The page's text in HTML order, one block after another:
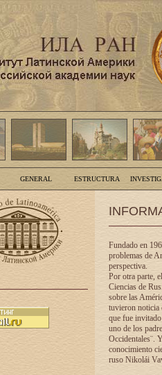
GENERAL ESTRUCTURA
Fundado en
problemas de
perspectiva.
Por otra parte,
Ciencias de
sobre las
tuvieron noticia
que fue
uno de los
Occidentales¨.
conocimiento
ruso Nikolái